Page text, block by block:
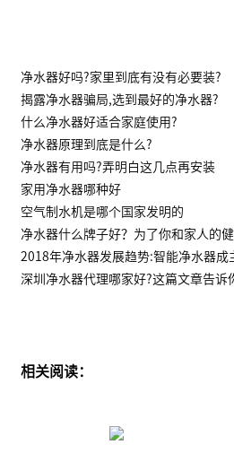
净水器好吗?家里到底有没有必要装?
揭露净水器骗局,选到最好的净水器?
什么净水器好适合家庭使用?
净水器原理到底是什么?
净水器有用吗?弄明白这几点再安装
家用净水器哪种好
空气制水机是哪个国家发明的
净水器什么牌子好？为了你和家人的
2018年净水器发展趋势:智能净水器成
深圳净水器代理哪家好?这篇文章告诉
相关阅读：